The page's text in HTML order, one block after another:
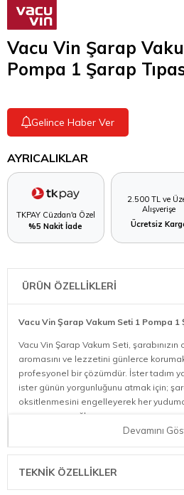
Vacu Vin Şarap
Pompa 1 Şarap
Gelince Haber Ver
AYRICALIKLAR
TKPAY Cüzdan'a Özel
%5 Nakit İade
2.500 TL ve
Alışverişe
Ücretsiz
ÜRÜN ÖZELLİKLERİ
Vacu Vin Şarap Vakum Seti 1 Pompa 1
Vacu Vin Şarap Vakum Seti, şarabınızın
aromasını ve lezzetini günlerce
profesyonel bir çözümdür. İster tadım
ister günün yorgunluğunu atmak için;
oksitlenmesini engelleyerek her
yaşamanızı sağlar.
sızdırmazlık oluşturur. Bu sayede
keser, oksidasyon sürecini durdurur ve
Çevre Dostu Tasarım:Avrupa’da %98
Devamını
TEKNIK ÖZELLIKLER